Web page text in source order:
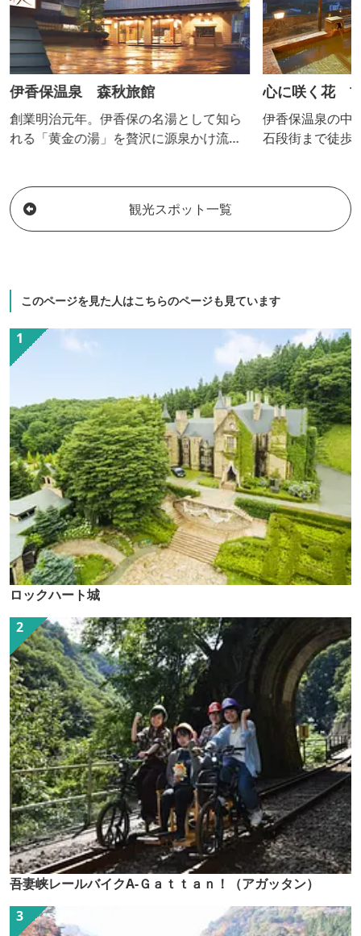
伊香保温泉 森秋旅館
創業明治元年。伊香保の名湯として知ら
れる「黄金の湯」を贅沢に源泉かけ流し
歩きでお出かけ下さい。
心に咲く花
伊香保温泉の中
石段街まで徒歩
湯」を源泉か
階の展望大浴
見渡せ、四季の
観光スポット一覧
このページを見た人はこちらのページも見ています
ロックハート城
吾妻峡レールバイクA-Ｇａｔｔａｎ！（アガッタン）